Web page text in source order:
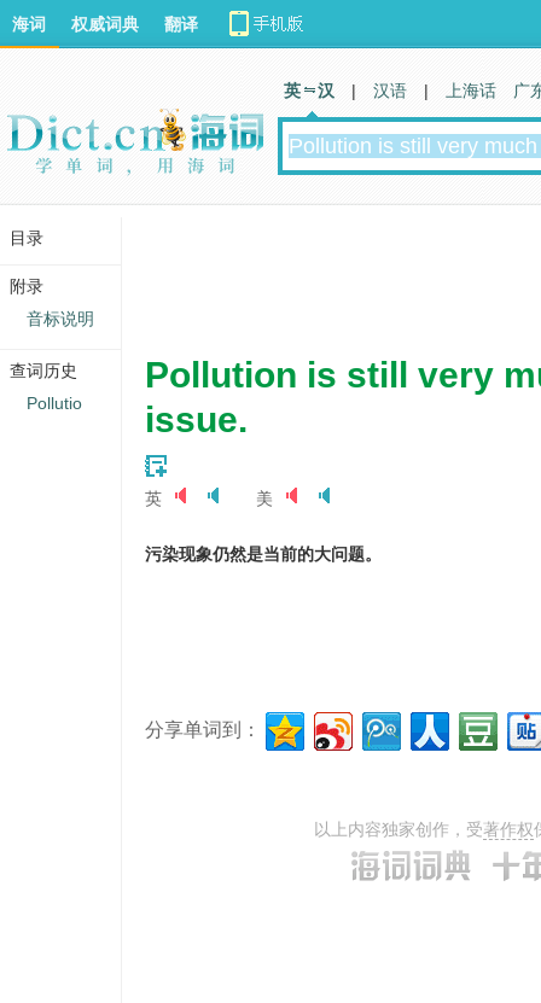
Pollution is still very
issue.
英 美
污染现象仍然是当前的大问题。
分享单词到：
以上内容独家创作，受著作权
海词 权威词典 翻译
英 汉 | 汉语 | 上海话 广
目录
附录
音标说明
查词历史
Pollutio